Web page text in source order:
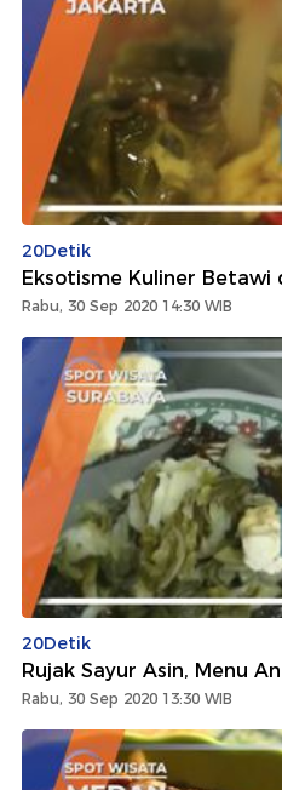
20Detik
Eksotisme Kuliner Betawi
Rabu, 30 Sep 2020 14:30 WIB
20Detik
Rujak Sayur Asin, Menu
Rabu, 30 Sep 2020 13:30 WIB